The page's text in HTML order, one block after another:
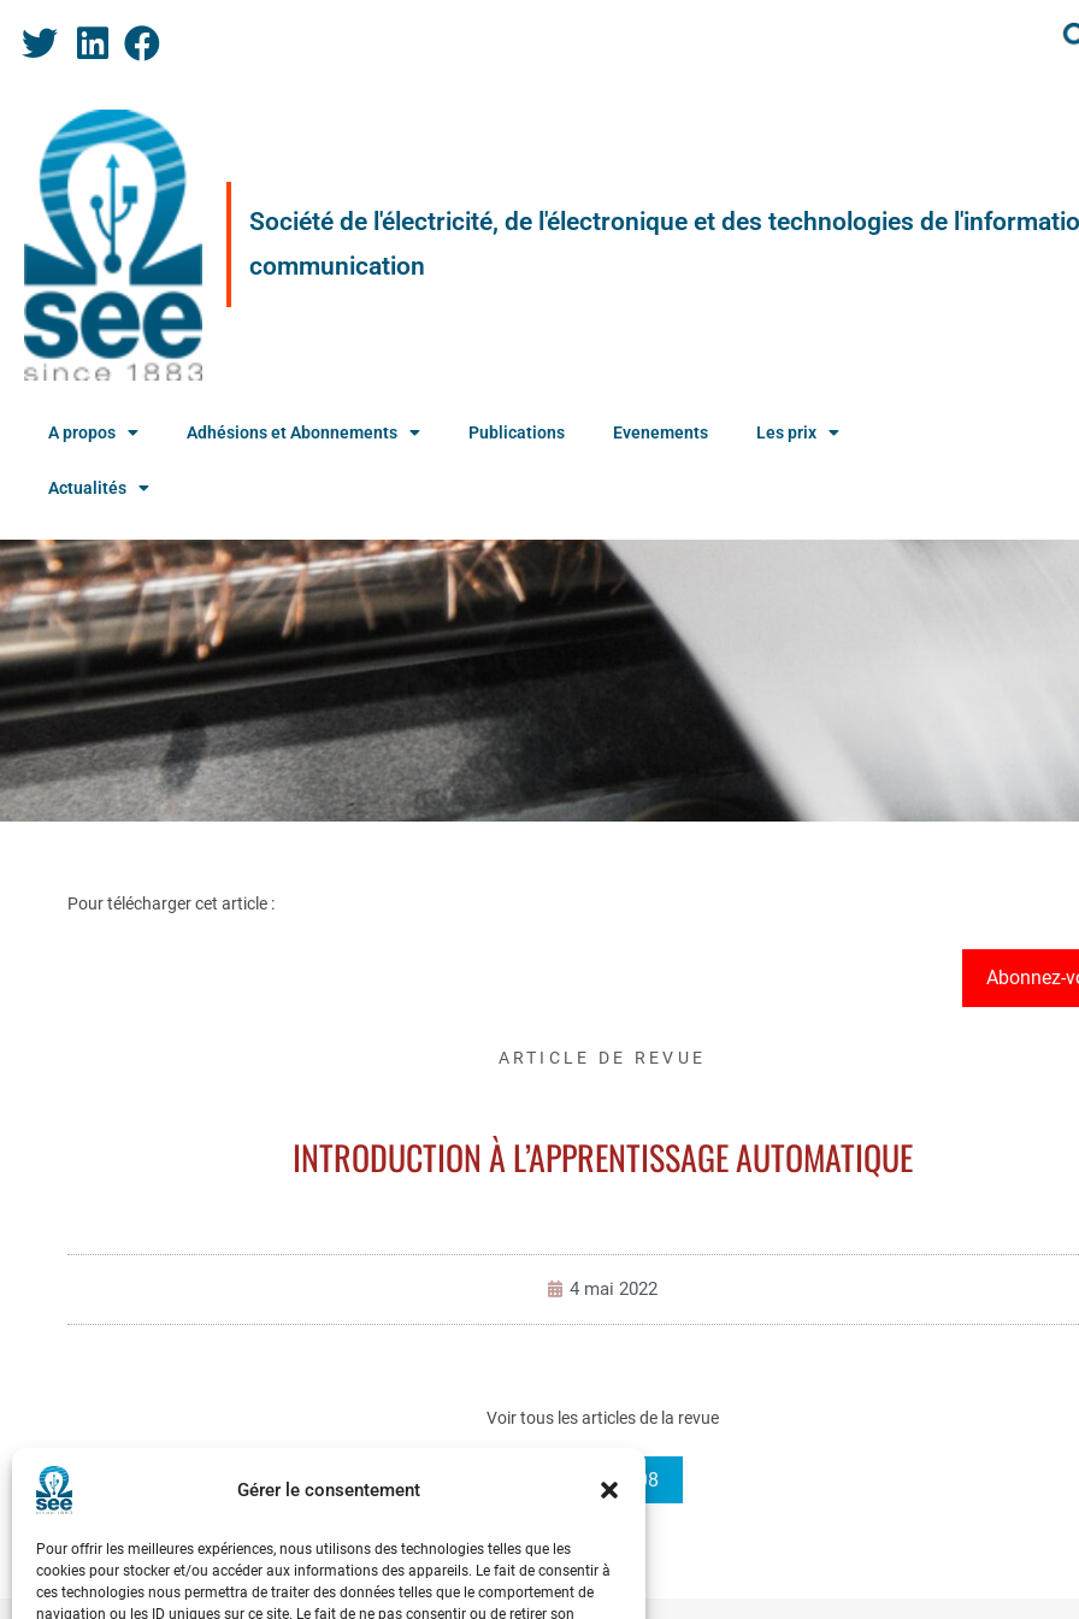
Gérer le consentement
Pour offrir les meilleures expériences, nous utilisons des technologies telles que les
cookies pour stocker et/ou accéder aux informations des appareils. Le fait de consentir à
ces technologies nous permettra de traiter des données telles que le comportement de
navigation ou les ID uniques sur ce site. Le fait de ne pas consentir ou de retirer son
Société de l'électricité, de l'électronique et des technologies de
communication
A propos Adhésions et Abonnements Publications Evenements Les prix
Actualités
Pour télécharger cet article :
Abonnez-
ARTICLE DE REVUE
INTRODUCTION À L’APPRENTISSAGE AUTOMATIQUE
4 mai 2022
Voir tous les articles de la revue
3EI 2022-108